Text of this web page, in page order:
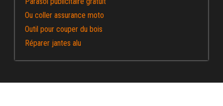
Ou coller assurance moto
Outil pour couper du bois
Réparer jantes alu